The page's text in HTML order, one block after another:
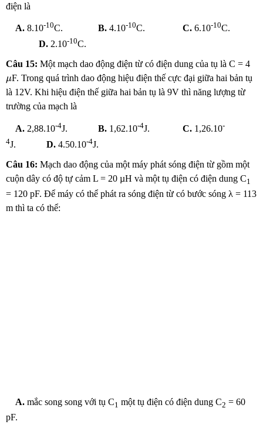
điện là
A. 8.10-10C. B. 4.10-10C. C. 6.10-10C.
D. 2.10-10C.
Câu 15: Một mạch dao động điện từ có điện dung của tụ là C = 4
μ
μF. Trong quá trình dao động hiệu điện thế cực đại giữa hai bản tụ
là 12V. Khi hiệu điện thế giữa hai bản tụ là 9V thì năng lượng từ
trường của mạch là
A. 2,88.10-4J. B. 1,62.10-4J. C. 1,26.10-
4J. D. 4.50.10-4J.
Câu 16: Mạch dao động của một máy phát sóng điện từ gồm một
cuộn dây có độ tự cảm L = 20 µH và một tụ điện có điện dung C1
= 120 pF. Để máy có thể phát ra sóng điện từ có bước sóng λ = 113
m thì ta có thể:
A. mắc song song với tụ C1 một tụ điện có điện dung C2 = 60
pF.